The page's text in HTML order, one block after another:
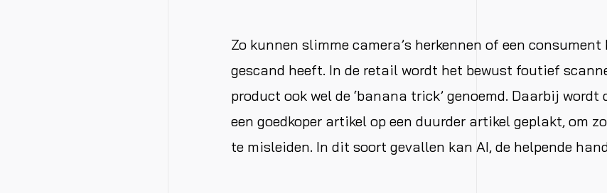
Zo kunnen slimme camera’s herkennen of een
gescand heeft. In de retail wordt het bewust foutief
product ook wel de ‘banana trick’ genoemd. Daarbij wordt
een goedkoper artikel op een duurder artikel geplakt, om
te misleiden. In dit soort gevallen kan AI, de helpende